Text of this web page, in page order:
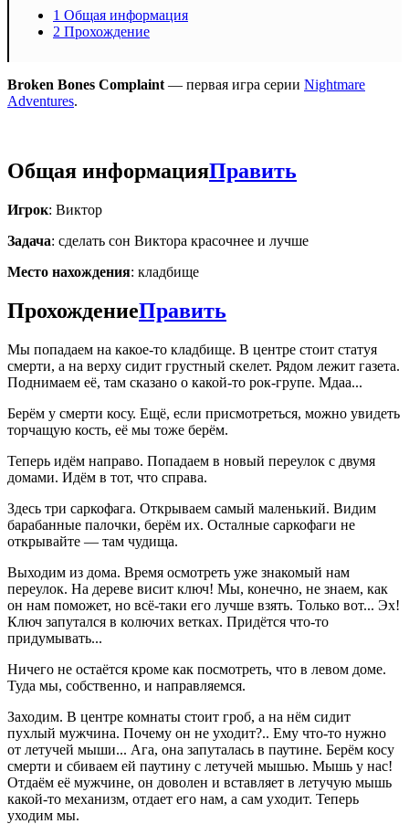
1 Общая информация
2 Прохождение
Broken Bones Complaint — первая игра серии Nightmare
Adventures.
Общая информацияПравить
Игрок: Виктор
Задача: сделать сон Виктора красочнее и лучше
Место нахождения: кладбище
ПрохождениеПравить
Мы попадаем на какое-то кладбище. В центре стоит статуя
смерти, а на верху сидит грустный скелет. Рядом лежит газета.
Поднимаем её, там сказано о какой-то рок-групе. Мдаа...
Берём у смерти косу. Ещё, если присмотреться, можно увидеть
торчащую кость, её мы тоже берём.
Теперь идём направо. Попадаем в новый переулок с двумя
домами. Идём в тот, что справа.
Здесь три саркофага. Открываем самый маленький. Видим
барабанные палочки, берём их. Осталные саркофаги не
открывайте — там чудища.
Выходим из дома. Время осмотреть уже знакомый нам
переулок. На дереве висит ключ! Мы, конечно, не знаем, как
он нам поможет, но всё-таки его лучше взять. Только вот... Эх!
Ключ запутался в колючих ветках. Придётся что-то
придумывать...
Ничего не остаётся кроме как посмотреть, что в левом доме.
Туда мы, собственно, и направляемся.
Заходим. В центре комнаты стоит гроб, а на нём сидит
пухлый мужчина. Почему он не уходит?.. Ему что-то нужно
от летучей мыши... Ага, она запуталась в паутине. Берём косу
смерти и сбиваем ей паутину с летучей мышью. Мышь у нас!
Отдаём её мужчине, он доволен и вставляет в летучую мышь
какой-то механизм, отдает его нам, а сам уходит. Теперь
уходим мы.